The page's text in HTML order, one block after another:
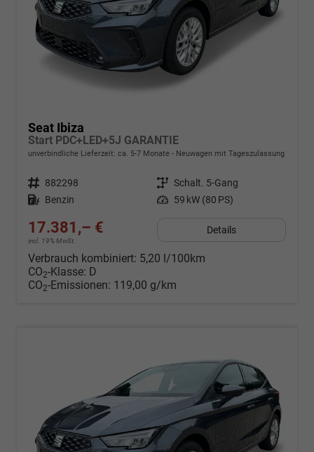
Seat Ibiza
Start PDC+LED+5J GARANTIE
unverbindliche Lieferzeit: ca. 5-7 Monate Neuwagen mit Tageszulassung
Fahrzeugnr. 882298 Getriebe Schalt. 5-Gang
Kraftstoff Benzin Leistung 59 kW (80 PS)
17.381,– €
incl. 19% MwSt.
Details
Verbrauch kombiniert: 5,20 l/100km
CO2-Klasse: D
CO2-Emissionen: 119,00 g/km